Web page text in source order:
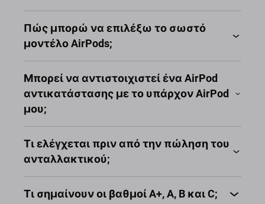
Πώς μπορώ να επιλέξω το σωστό
μοντέλο AirPods;
Μπορεί να αντιστοιχιστεί ένα AirPod
αντικατάστασης με το υπάρχον AirPod
μου;
Τι ελέγχεται πριν από την πώληση του
ανταλλακτικού;
Τι σημαίνουν οι βαθμοί A+, A, B και C;